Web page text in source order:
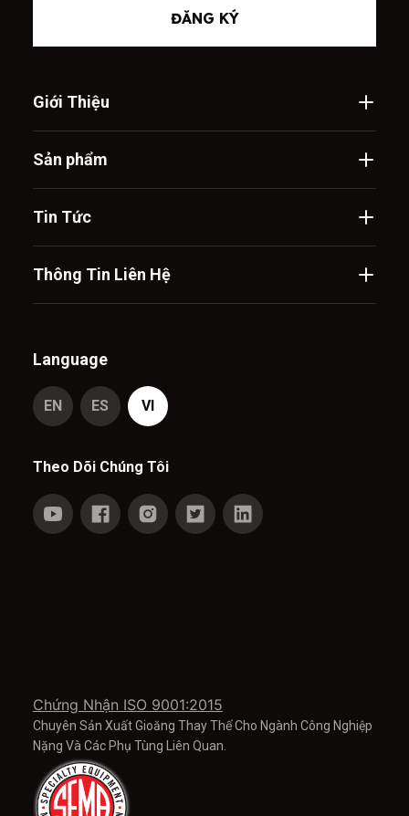
ĐĂNG KÝ
Giới Thiệu
Sản phẩm
Tin Tức
Thông Tin Liên Hệ
Chứng Nhận ISO 9001:2015
Chuyên Sản Xuất Gioăng Thay Thế Cho Ngành Công Nghiệp
Nặng Và Các Phụ Tùng Liên Quan.
Language
EN ES VI
Theo Dõi Chúng Tôi